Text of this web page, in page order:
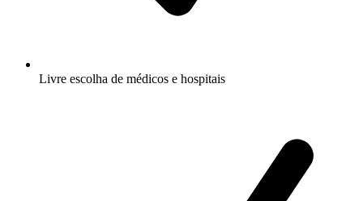
Livre escolha de médicos e hospitais